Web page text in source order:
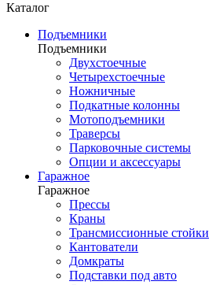
Каталог
Подъемники
Подъемники
Двухстоечные
Четырехстоечные
Ножничные
Подкатные колонны
Мотоподъемники
Траверсы
Парковочные системы
Опции и аксессуары
Гаражное
Гаражное
Прессы
Краны
Трансмиссионные стойки
Кантователи
Домкраты
Подставки под авто